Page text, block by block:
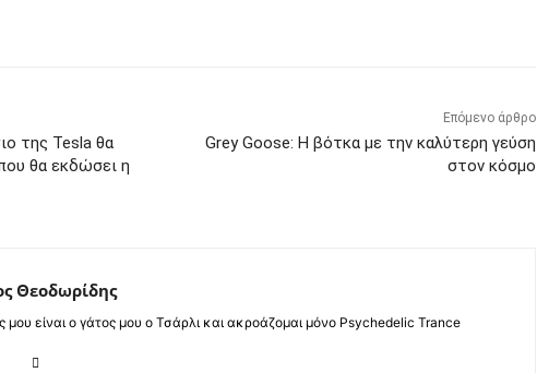
της Tesla θα
θα εκδώσει η
Επόμενο άρθρο
Grey Goose: H βότκα µε την καλύτερη γεύση
στον κόσµο
Θεοδωρίδης
είναι ο γάτος μου ο Τσάρλι και ακροάζομαι μόνο Psychedelic Trance